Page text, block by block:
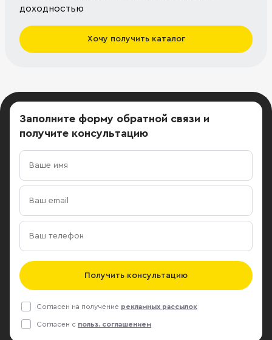
доходностью
Хочу получить каталог
Заполните форму обратной связи и
получите консультацию
Получить консультацию
Согласен на получение рекламных рассылок
Согласен с польз. соглашением